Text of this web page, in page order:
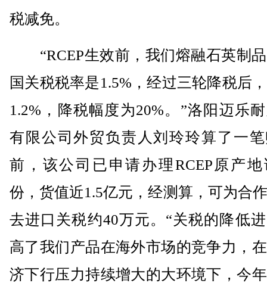
税减免。
“RCEP生效前，我们熔融石英制
国关税税率是1.5%，经过三轮降税后
1.2%，降税幅度为20%。”洛阳迈乐
有限公司外贸负责人刘玲玲算了一
前，该公司已申请办理RCEP原产地
份，货值近1.5亿元，经测算，可为合
去进口关税约40万元。“关税的降低
高了我们产品在海外市场的竞争力，
济下行压力持续增大的大环境下，今